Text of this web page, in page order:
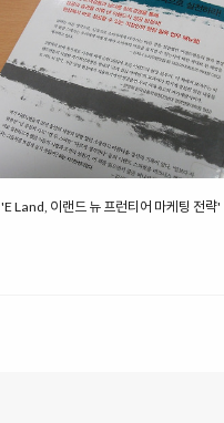
Land, 이랜드 뉴 프런티어 마케팅 전략'